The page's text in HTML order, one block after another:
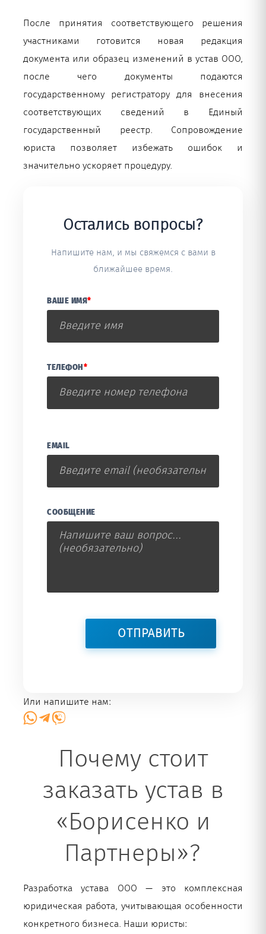
После принятия соответствующего решения
участниками готовится новая редакция
документа или образец изменений в устав ООО,
после чего документы подаются
государственному регистратору для внесения
соответствующих сведений в Единый
государственный реестр. Сопровождение
юриста позволяет избежать ошибок и
значительно ускоряет процедуру.
Остались вопросы?
Напишите нам, и мы свяжемся с вами в
ближайшее время.
ВАШЕ ИМЯ *
ТЕЛЕФОН *
EMAIL
СООБЩЕНИЕ
Или напишите нам:
Почему стоит
заказать устав в
«Борисенко и
Партнеры»?
Разработка устава ООО — это комплексная
юридическая работа, учитывающая особенности
конкретного бизнеса. Наши юристы: